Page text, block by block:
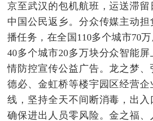
京至武汉的包机航班，运送滞留
中国公民返乡。分众传媒主动
播任务，在全国110多个城市70
40多个城市20多万块分众智能
情防控宣传公益广告。龙之梦、
德必、金虹桥等楼宇园区经营
线，坚持全天不间断消毒，出入
确保进出人员零风险。金之福